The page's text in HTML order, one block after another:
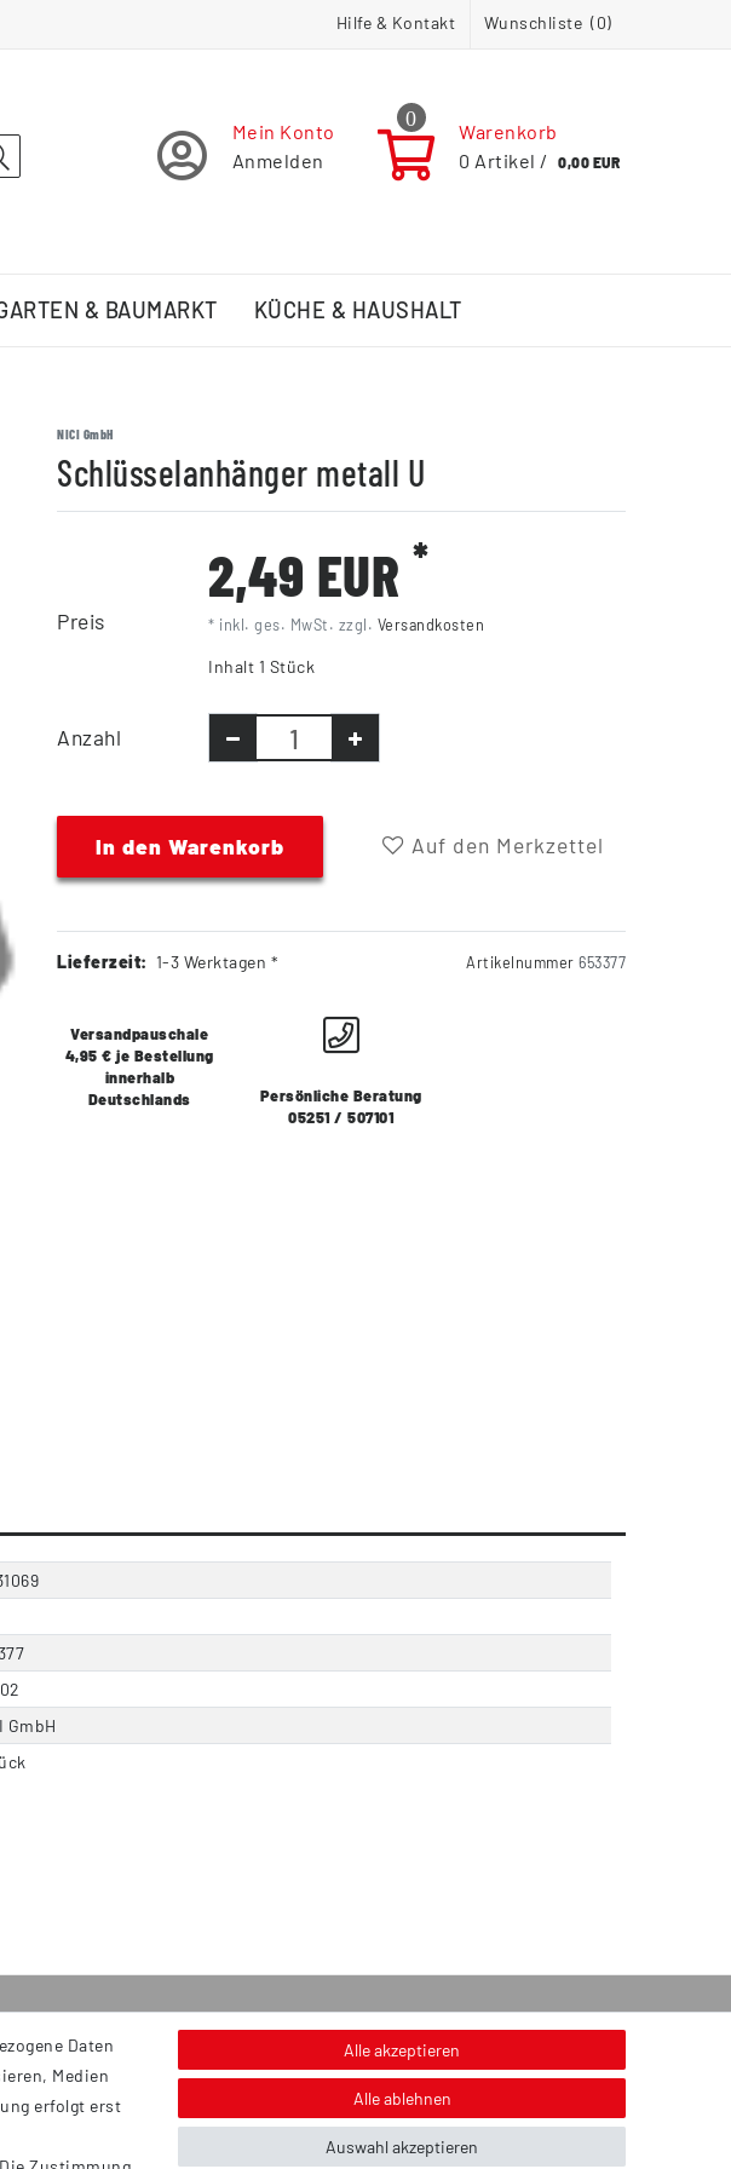
Hilfe & Kontakt Wunschliste (0)
Mein Konto
Anmelden
0
Warenkorb
0 Artikel / 0,00 EUR
& BAUMARKT KÜCHE & HAUSHALT
NICI GmbH
Schlüsselanhänger metall U
Preis
2,49 EUR *
* inkl. ges. MwSt. zzgl. Versandkosten
Inhalt 1 Stück
Anzahl
In den Warenkorb Auf den Merkzettel
Lieferzeit: 1-3 Werktagen * Artikelnummer 653377
Versandpauschale
4,95 € je Bestellung
innerhalb
Deutschlands
Persönliche Beratung
05251 / 507101
GmbH
Hinweis zur Entsorgung von Altbatterien & Altöl
Bildnachweis
Daten
Medien
erfolgt erst
Alle akzeptieren
Alle ablehnen
Auswahl akzeptieren